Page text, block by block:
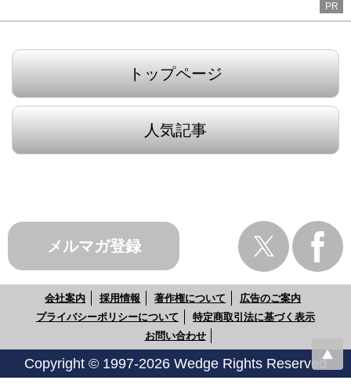
PR
トップページ
人気記事
メルマガ登録
会社案内 採用情報 著作権について
広告のご案内
プライバシーポリシーについて
特定商取引法に基づく表示
お問い合わせ
Copyright © 1997-2026 Wedge Rights Reserved